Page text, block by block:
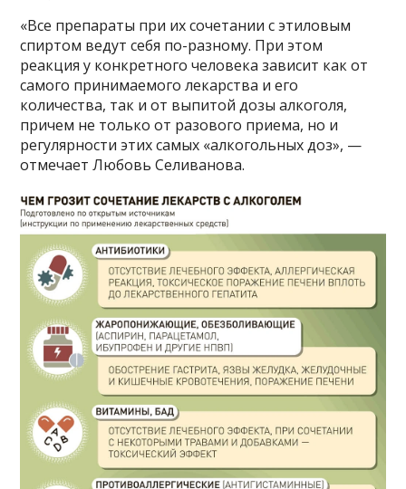
«Все препараты при их сочетании с этиловым
спиртом ведут себя по-разному. При этом
реакция у конкретного человека зависит как от
самого принимаемого лекарства и его
количества, так и от выпитой дозы алкоголя,
причем не только от разового приема, но и
регулярности этих самых «алкогольных доз», —
отмечает Любовь Селиванова.